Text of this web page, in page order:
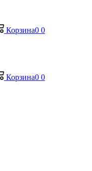
Корзина0 0
Корзина0 0